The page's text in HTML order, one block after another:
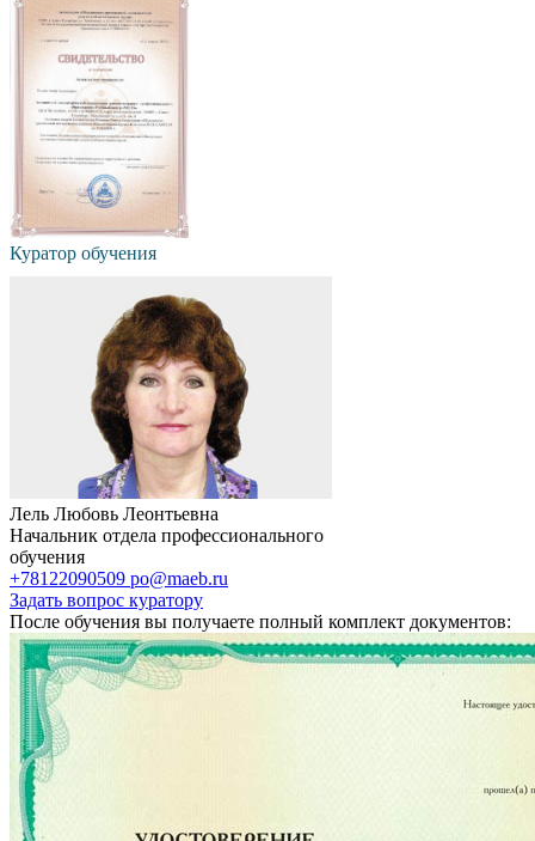
Куратор обучения
Лель Любовь Леонтьевна
Начальник отдела профессионального
обучения
+78122090509 po@maeb.ru
Задать вопрос куратору
После обучения вы получаете полный комплект документов: